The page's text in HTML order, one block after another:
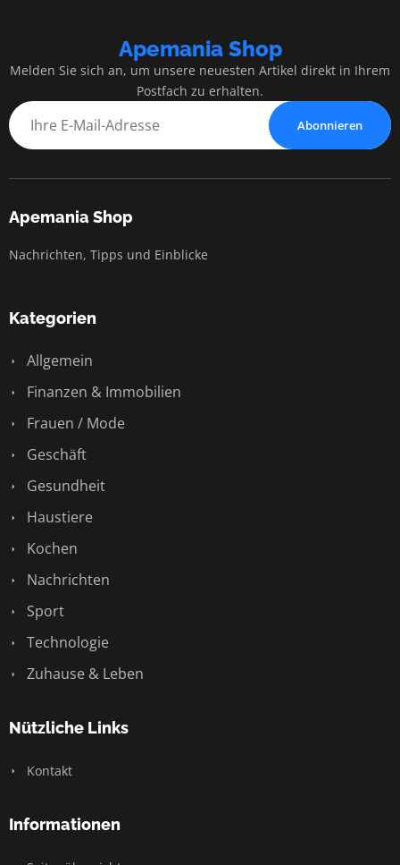
Apemania Shop
Melden Sie sich an, um unsere neuesten Artikel direkt in Ihrem
Postfach zu erhalten.
Abonnieren
Apemania Shop
Nachrichten, Tipps und Einblicke
Kategorien
Allgemein
Finanzen & Immobilien
Frauen / Mode
Geschäft
Gesundheit
Haustiere
Kochen
Nachrichten
Sport
Technologie
Zuhause & Leben
Nützliche Links
Kontakt
Informationen